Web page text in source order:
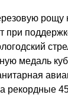
рощу
при
медаль
рекордные